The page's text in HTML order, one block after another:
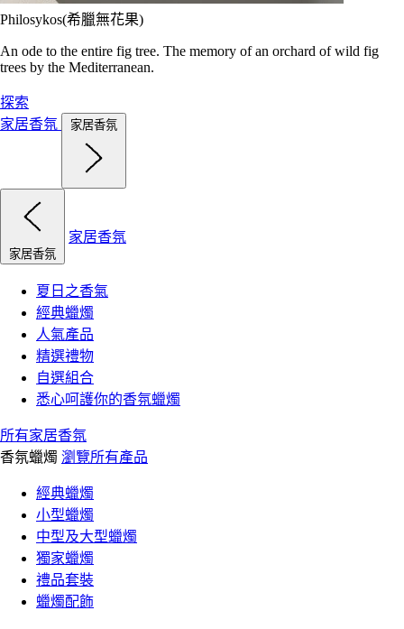
Philosykos(希臘無花果)
An ode to the entire fig tree. The memory of an orchard of wild fig
trees by the Mediterranean.
探索
家居香氛
家居香氛
家居香氛
家居香氛
夏日之香氣
經典蠟燭
人氣產品
精選禮物
自選組合
悉心呵護你的香氛蠟燭
所有家居香氛
香氛蠟燭 瀏覽所有產品
經典蠟燭
小型蠟燭
中型及大型蠟燭
獨家蠟燭
禮品套裝
蠟燭配飾